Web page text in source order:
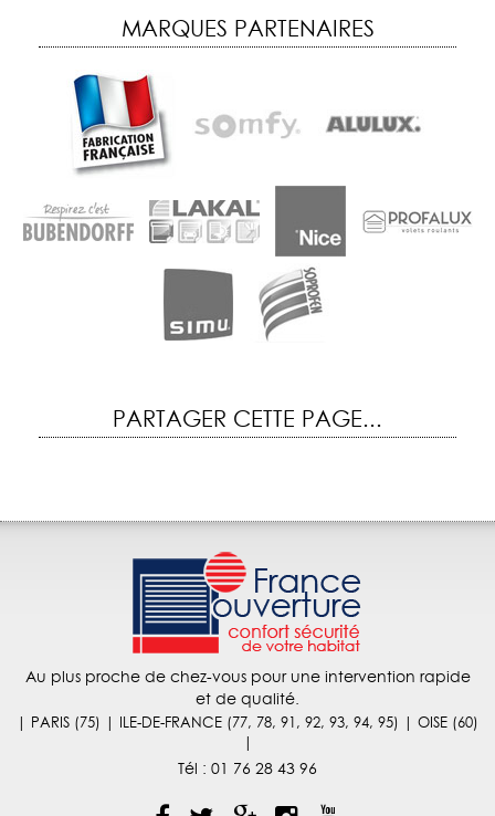
MARQUES PARTENAIRES
PARTAGER CETTE PAGE...
Au plus proche de chez-vous pour une intervention rapide
et de qualité.
| PARIS (75) | ILE-DE-FRANCE (77, 78, 91, 92, 93, 94, 95) | OISE (60)
|
Tél : 01 76 28 43 96